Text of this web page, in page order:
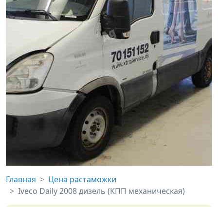
Главная
Цена растаможки
Iveco Daily 2008 дизель (КПП механическая)